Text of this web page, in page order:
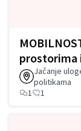
prostorima
Jačanje
politikama
1
1